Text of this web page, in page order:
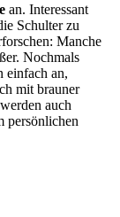
an. Interessant
Schulter zu
Manche
Nochmals
einfach an,
mit brauner
auch
persönlichen